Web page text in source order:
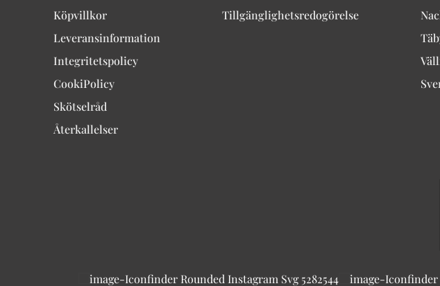
Köpvillkor
Leveransinformation
Integritetspolicy
CookiPolicy
Skötselråd
Återkallelser
Tillgänglighetsredogörelse